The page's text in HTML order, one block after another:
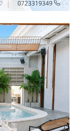
0723319349